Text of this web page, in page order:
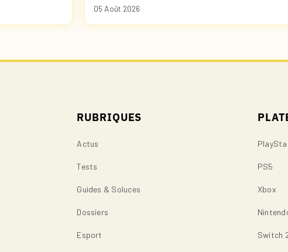
05 Août 2026
RUBRIQUES
Actus
Tests
Guides & Soluces
Dossiers
Esport
PS5
Xbox
Switch